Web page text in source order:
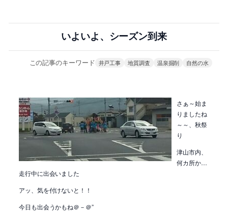
いよいよ、シーズン到来
この記事のキーワード 井戸工事 地質調査 温泉掘削 自然の水
さぁ～始ま
りましたね
～～、秋祭
り
津山市内、
何カ所か…
走行中に出会いました
アッ、気を付けないと！！
今日も出会うかもね＠－＠”